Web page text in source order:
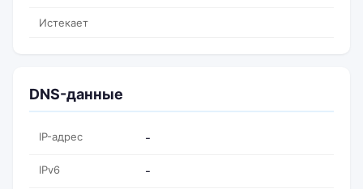
Истекает
DNS-данные
IP-адрес -
IPv6 -